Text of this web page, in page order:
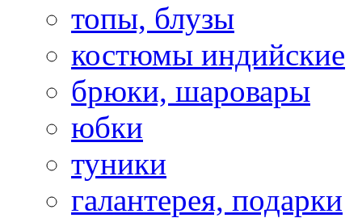
топы, блузы
костюмы индийские
брюки, шаровары
юбки
туники
галантерея, подарки